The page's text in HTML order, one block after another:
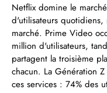
Netflix domine le
d'utilisateurs quotidiens,
marché. Prime Video
million d'utilisateurs,
partagent la troisième
chacun. La Génération
ces services : 74% des